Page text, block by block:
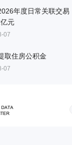
年度日常关联交易
元
07
取住房公积金
07